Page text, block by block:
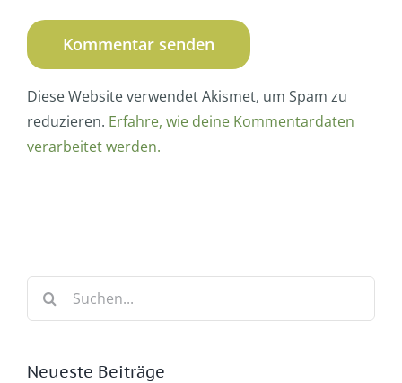
Diese Website verwendet Akismet, um Spam zu
reduzieren. Erfahre, wie deine Kommentardaten
verarbeitet werden.
Suche
nach:
Neueste Beiträge